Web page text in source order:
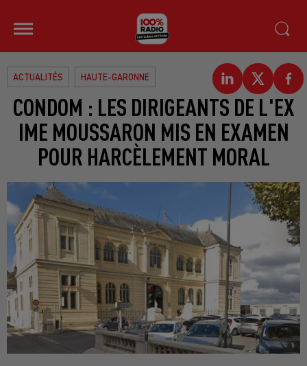
ACTUALITÉS HAUTE-GARONNE
CONDOM : LES DIRIGEANTS DE L'EX
IME MOUSSARON MIS EN EXAMEN
POUR HARCÈLEMENT MORAL